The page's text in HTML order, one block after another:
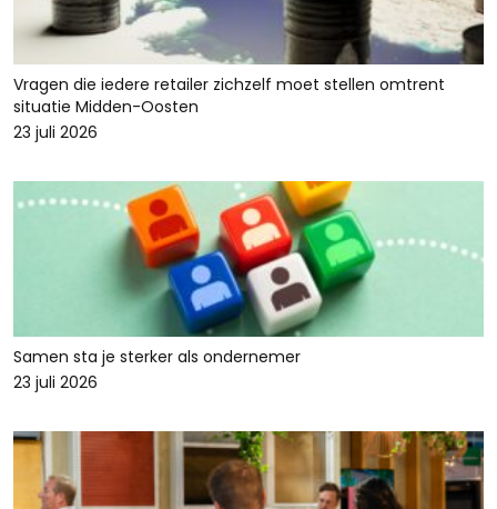
Vragen die iedere retailer zichzelf moet stellen omtrent
situatie Midden-Oosten
23 juli 2026
Samen sta je sterker als ondernemer
23 juli 2026